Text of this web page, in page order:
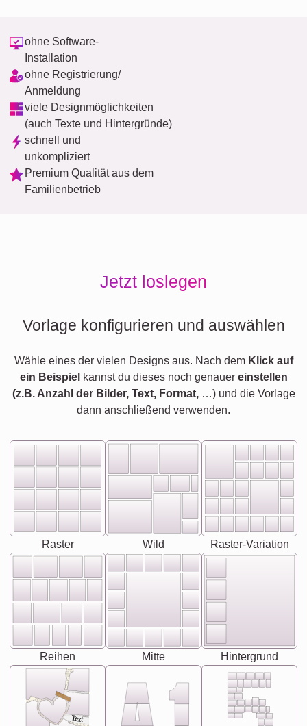
ohne Software-
Installation
ohne Registrierung/
Anmeldung
viele Designmöglichkeiten
(auch Texte und Hintergründe)
schnell und
unkompliziert
Premium Qualität aus dem
Familienbetrieb
Jetzt loslegen
Vorlage konfigurieren und auswählen
Wähle eines der vielen Designs aus. Nach dem Klick auf
ein Beispiel kannst du dieses noch genauer einstellen
(z.B. Anzahl der Bilder, Text, Format,…) und die Vorlage
dann anschließend verwenden.
Raster Wild Raster-Variation
Reihen Mitte Hintergrund
Text